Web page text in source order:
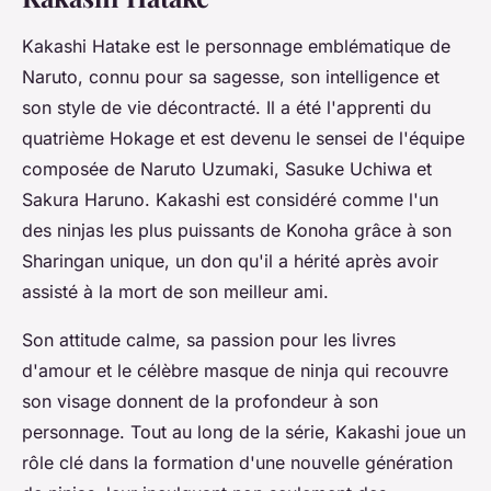
Kakashi Hatake est le personnage emblématique de
Naruto, connu pour sa sagesse, son intelligence et
son style de vie décontracté. Il a été l'apprenti du
quatrième Hokage et est devenu le sensei de l'équipe
composée de Naruto Uzumaki, Sasuke Uchiwa et
Sakura Haruno. Kakashi est considéré comme l'un
des ninjas les plus puissants de Konoha grâce à son
Sharingan unique, un don qu'il a hérité après avoir
assisté à la mort de son meilleur ami.
Son attitude calme, sa passion pour les livres
d'amour et le célèbre masque de ninja qui recouvre
son visage donnent de la profondeur à son
personnage. Tout au long de la série, Kakashi joue un
rôle clé dans la formation d'une nouvelle génération